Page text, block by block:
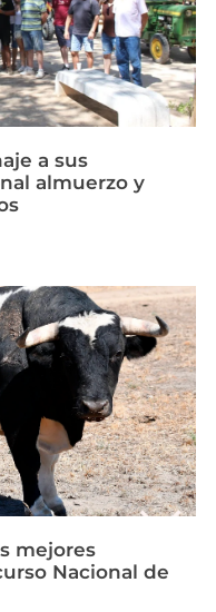
a sus
almuerzo y
mejores
Nacional de